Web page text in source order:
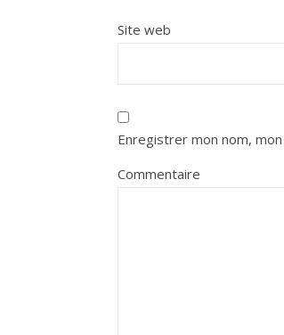
Site web
Enregistrer mon nom,
Commentaire